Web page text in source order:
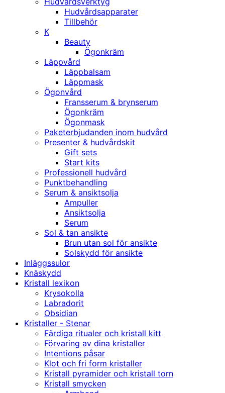
Hudvårdsapparater
Tillbehör
K
Beauty
Ögonkräm
Läppvård
Läppbalsam
Läppmask
Ögonvård
Fransserum & brynserum
Ögonkräm
Ögonmask
Paketerbjudanden inom hudvård
Presenter & hudvårdskit
Gift sets
Start kits
Professionell hudvård
Punktbehandling
Serum & ansiktsolja
Ampuller
Ansiktsolja
Serum
Sol & tan ansikte
Brun utan sol för ansikte
Solskydd för ansikte
Inläggssulor
Knäskydd
Kristall lexikon
Krysokolla
Labradorit
Obsidian
Kristaller - Stenar
Färdiga ritualer och kristall kitt
Förvaring av dina kristaller
Intentions påsar
Klot och fri form kristaller
Kristall pyramider och kristall torn
Kristall smycken